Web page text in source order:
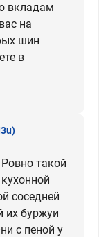
вкладам
на
шин
в
такой
соседней
их буржуи
с пеной у